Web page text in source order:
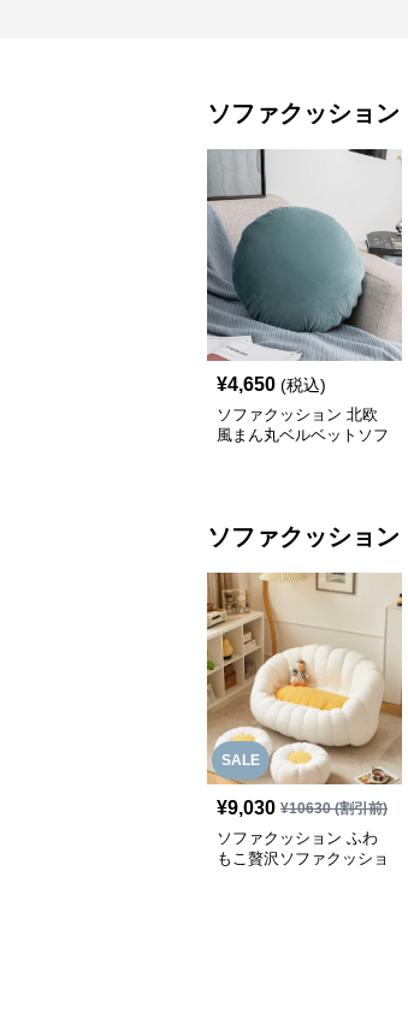
ソファクッション
¥4,650 (税込)
ソファクッション 北欧
風まん丸ベルベットソフ
ソファクッション
SALE
¥9,030 ¥10630(割引前)
ソファクッション ふわ
もこ贅沢ソファクッショ